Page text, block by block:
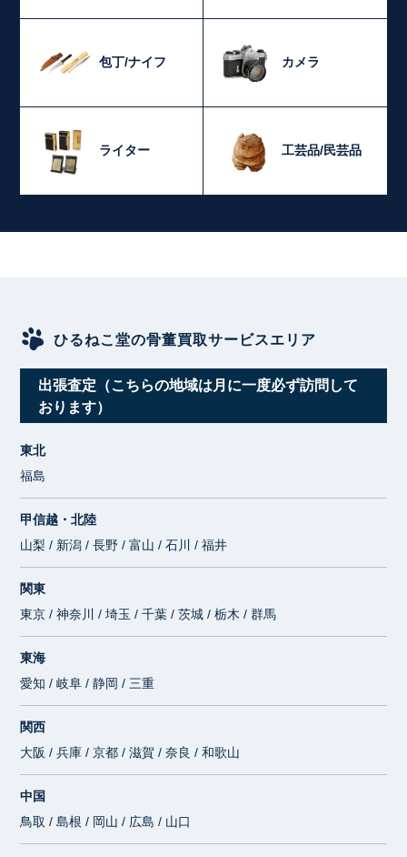
包丁/ナイフ カメラ
ライター 工芸品/民芸品
ひるねこ堂の骨董買取サービスエリア
出張査定（こちらの地域は月に一度必ず訪問して
おります）
東北
福島
甲信越・北陸
山梨 / 新潟 / 長野 / 富山 / 石川 / 福井
関東
東京 / 神奈川 / 埼玉 / 千葉 / 茨城 / 栃木 / 群馬
東海
愛知 / 岐阜 / 静岡 / 三重
関西
大阪 / 兵庫 / 京都 / 滋賀 / 奈良 / 和歌山
中国
鳥取 / 島根 / 岡山 / 広島 / 山口